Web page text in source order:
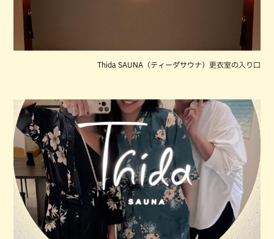
Thida SAUNA（ティーダサウナ）更衣室の入り口